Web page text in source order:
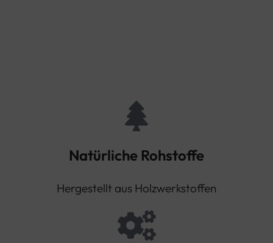
Natürliche Rohstoffe
Hergestellt aus Holzwerkstoffen